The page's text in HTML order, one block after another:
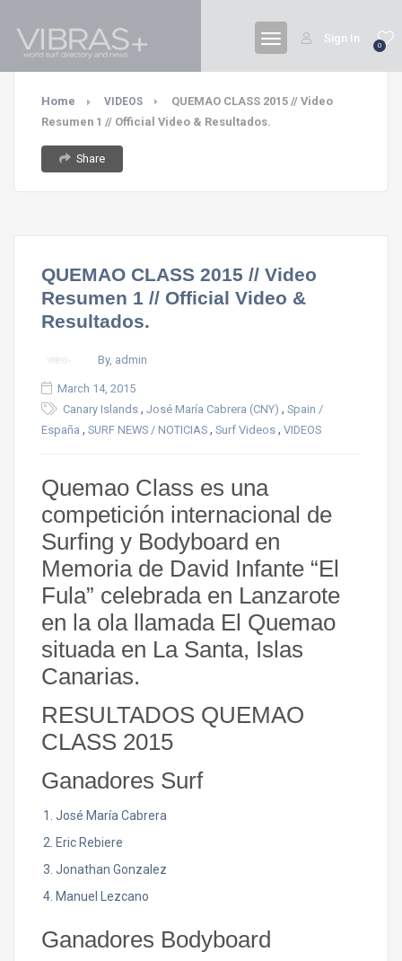
0
Sign In
Home VIDEOS
QUEMAO CLASS 2015 // Video
Resumen 1 // Official Video & Resultados.
Share
QUEMAO CLASS 2015 // Video
Resumen 1 // Official Video &
Resultados.
By, admin
March 14, 2015
Canary Islands , José María Cabrera (CNY) , Spain /
España , SURF NEWS / NOTICIAS , Surf Videos , VIDEOS
Quemao Class es una
competición internacional de
Surfing y Bodyboard en
Memoria de David Infante “El
Fula” celebrada en Lanzarote
en la ola llamada El Quemao
situada en La Santa, Islas
Canarias.
RESULTADOS QUEMAO
CLASS 2015
Ganadores Surf
José María Cabrera
Eric Rebiere
Jonathan Gonzalez
Manuel Lezcano
Ganadores Bodyboard